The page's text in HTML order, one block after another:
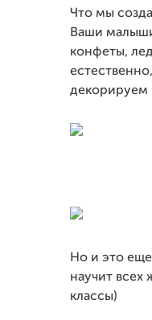
Что мы
Ваши
конфеты,
декорируем
Но и это
научит
классы)